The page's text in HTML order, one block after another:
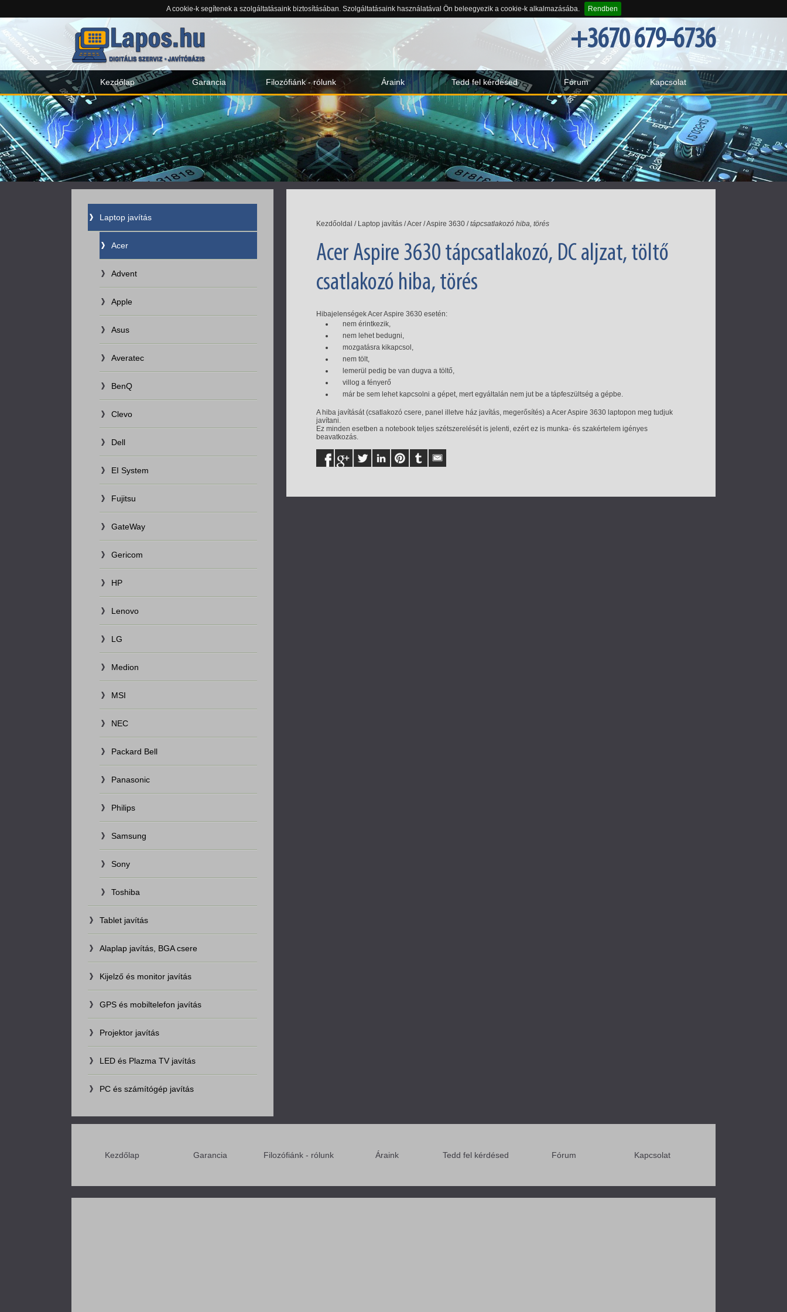
A cookie-k segítenek a szolgáltatásaink biztosításában. Szolgáltatásaink használatával Ön beleegyezik a cookie-k alkalmazásába. Rendben
+3670 679-6736
Kezdőlap Garancia Filozófiánk - rólunk Áraink Tedd fel kérdésed Fórum Kapcsolat
Laptop javítás
Acer
Advent
Apple
Asus
Averatec
BenQ
Clevo
Dell
EI System
Fujitsu
GateWay
Gericom
HP
Lenovo
LG
Medion
MSI
NEC
Packard Bell
Panasonic
Philips
Samsung
Sony
Toshiba
Tablet javítás
Alaplap javítás, BGA csere
Kijelző és monitor javítás
GPS és mobiltelefon javítás
Projektor javítás
LED és Plazma TV javítás
PC és számítógép javítás
Kezdőoldal / Laptop javítás/Acer/Aspire 3630/tápcsatlakozó hiba, törés
Acer Aspire 3630 tápcsatlakozó, DC aljzat, töltő
csatlakozó hiba, törés
Hibajelenségek Acer Aspire 3630 esetén:
nem érintkezik,
nem lehet bedugni,
mozgatásra kikapcsol,
nem tölt,
lemerül pedig be van dugva a töltő,
villog a fényerő
már be sem lehet kapcsolni a gépet, mert egyáltalán nem jut be a tápfeszültség a gépbe.
A hiba javítását (csatlakozó csere, panel illetve ház javítás, megerősítés) a Acer Aspire 3630 laptopon meg tudjuk
javítani.
Ez minden esetben a notebook teljes szétszerelését is jelenti, ezért ez is munka- és szakértelem igényes
beavatkozás.
Kezdőlap Garancia Filozófiánk - rólunk Áraink Tedd fel kérdésed Fórum Kapcsolat